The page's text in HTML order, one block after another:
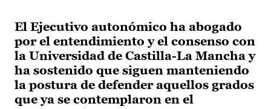
El Ejecutivo autonómico ha abogado
por el entendimiento y el consenso con
la Universidad de Castilla-La Mancha y
ha sostenido que siguen manteniendo
la postura de defender aquellos grados
que ya se contemplaron en el